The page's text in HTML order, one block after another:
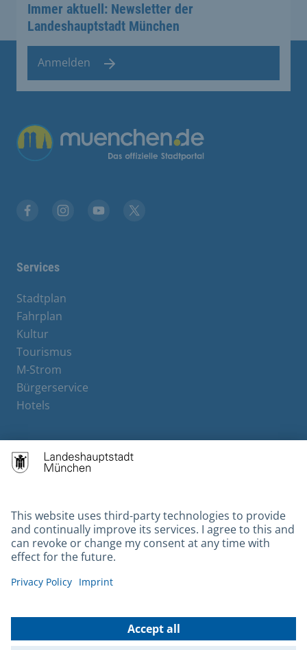
Immer aktuell: Newsletter der
Landeshauptstadt München
Anmelden
Übergreifende Links
Services
Stadtplan
Fahrplan
Kultur
Tourismus
M-Strom
Bürgerservice
Hotels
Contact
Gebärdensprache
Datenschutz
Kontakt
© 2026 Portal München Betriebs GmbH & Co. KG - Ein Service der